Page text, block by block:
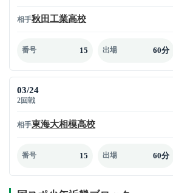
相手秋田工業高校
番号 15 出場 60分
03/24
2回戦
相手東海大相模高校
番号 15 出場 60分